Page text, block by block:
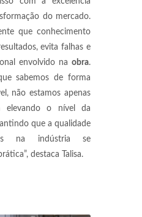
do mercado.
que conhecimento
evita falhas e
envolvido na obra.
sabemos de forma
não estamos apenas
elevando o nível da
que a qualidade
na indústria se
destaca Talisa.